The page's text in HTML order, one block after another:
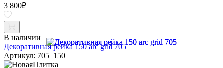
3 800₽
В наличии
Декоративная рейка 150 arc grid 705
Артикул: 705_150